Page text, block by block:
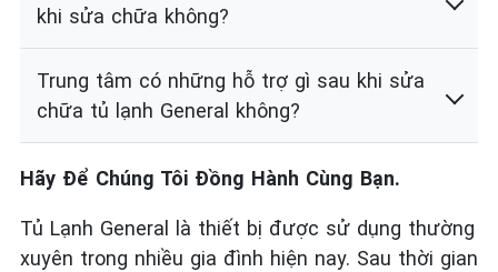
khi sửa chữa không?
Trung tâm có những hỗ trợ gì sau khi sửa
chữa tủ lạnh General không?
Hãy Để Chúng Tôi Đồng Hành Cùng Bạn.
Tủ Lạnh General là thiết bị được sử dụng thường
xuyên trong nhiều gia đình hiện nay. Sau thời gian